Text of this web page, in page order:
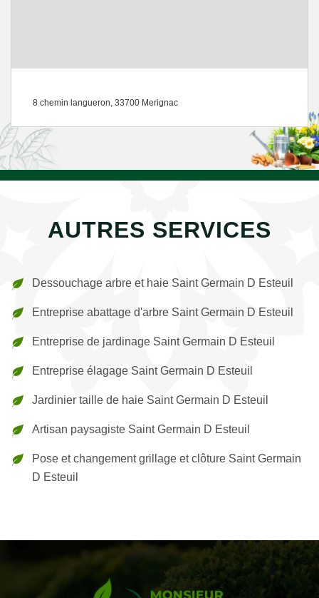
8 chemin langueron, 33700 Merignac
AUTRES SERVICES
Dessouchage arbre et haie Saint Germain D Esteuil
Entreprise abattage d'arbre Saint Germain D Esteuil
Entreprise de jardinage Saint Germain D Esteuil
Entreprise élagage Saint Germain D Esteuil
Jardinier taille de haie Saint Germain D Esteuil
Artisan paysagiste Saint Germain D Esteuil
Pose et changement grillage et clôture Saint Germain
D Esteuil